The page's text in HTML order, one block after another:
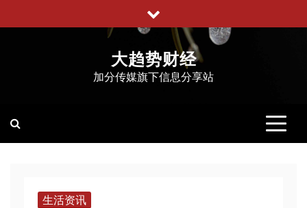
至
大趋势财经
加分传媒旗下信息分享站
生活资讯